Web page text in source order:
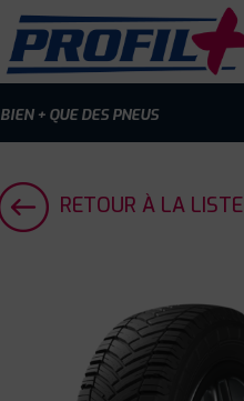
BIEN + QUE DES PNEUS
RETOUR À LA LISTE